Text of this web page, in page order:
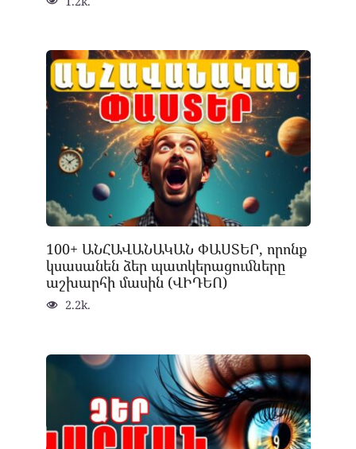
100+ ԱՆՀԱՎԱՆԱԿԱՆ ՓԱՍՏԵՐ, որոնք
կսասանեն ձեր պատկերացումները
աշխարհի մասին (ՎԻԴԵՈ)
2.2k.